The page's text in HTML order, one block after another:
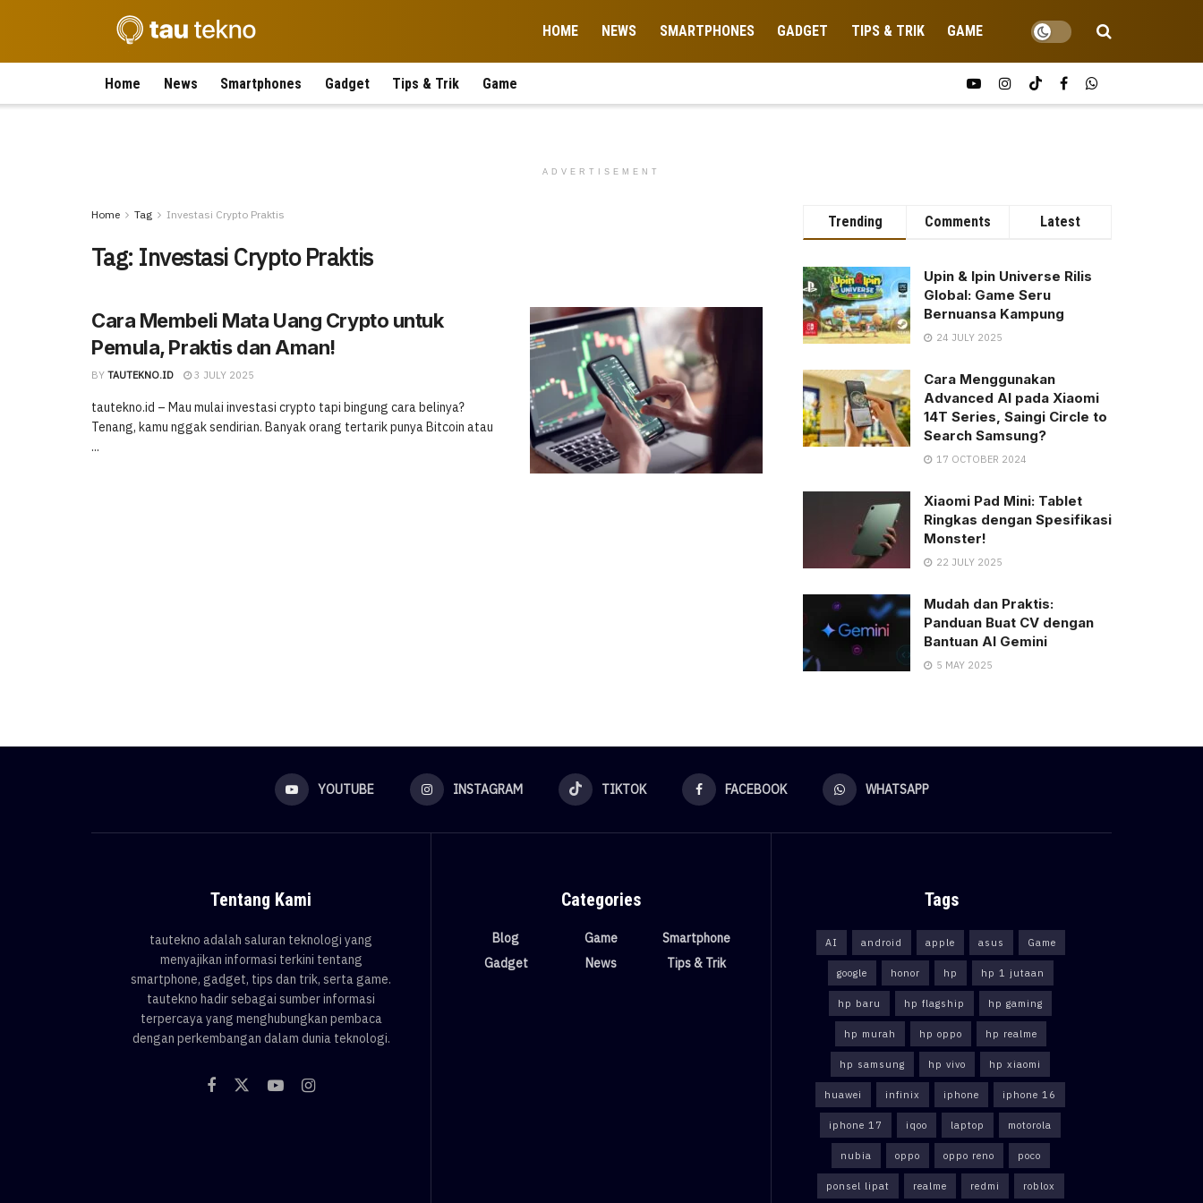
HOME NEWS SMARTPHONES GADGET TIPS & TRIK GAME
Home News Smartphones Gadget Tips & Trik Game
ADVERTISEMENT
Home Tag Investasi Crypto Praktis
Tag: Investasi Crypto Praktis
Cara Membeli Mata Uang Crypto untuk
Pemula, Praktis dan Aman!
BY TAUTEKNO.ID 3 JULY 2025
tautekno.id – Mau mulai investasi crypto tapi bingung cara belinya?
Tenang, kamu nggak sendirian. Banyak orang tertarik punya Bitcoin atau
...
Trending Comments Latest
Upin & Ipin Universe Rilis
Global: Game Seru
Bernuansa Kampung
24 JULY 2025
Cara Menggunakan
Advanced AI pada Xiaomi
14T Series, Saingi Circle to
Search Samsung?
17 OCTOBER 2024
Xiaomi Pad Mini: Tablet
Ringkas dengan Spesifikasi
Monster!
22 JULY 2025
Mudah dan Praktis:
Panduan Buat CV dengan
Bantuan AI Gemini
5 MAY 2025
YOUTUBE INSTAGRAM TIKTOK FACEBOOK WHATSAPP
Tentang Kami
tautekno adalah saluran teknologi yang
menyajikan informasi terkini tentang
smartphone, gadget, tips dan trik, serta game.
tautekno hadir sebagai sumber informasi
terpercaya yang menghubungkan pembaca
dengan perkembangan dalam dunia teknologi.
Categories
Blog
Gadget
Game
News
Smartphone
Tips & Trik
Tags
AI android apple asus Game
google honor hp hp 1 jutaan
hp baru hp flagship hp gaming
hp murah hp oppo hp realme
hp samsung hp vivo hp xiaomi
huawei infinix iphone iphone 16
iphone 17 iqoo laptop motorola
nubia oppo oppo reno poco
ponsel lipat realme redmi roblox